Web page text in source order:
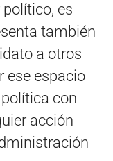
es
también
a otros
ese espacio
con
acción